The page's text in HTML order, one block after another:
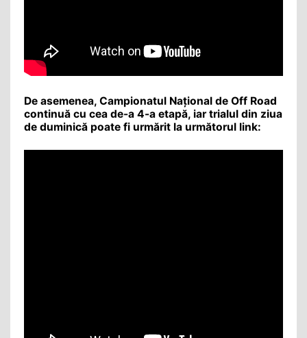
De asemenea, Campionatul Național de Off Road
continuă cu cea de-a 4-a etapă, iar trialul din ziua
de duminică poate fi urmărit la următorul link: